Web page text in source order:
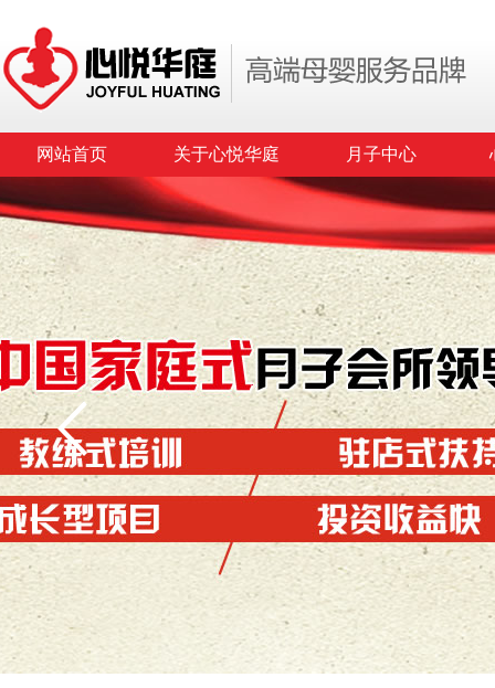
网站首页 关于心悦华庭 月子中心